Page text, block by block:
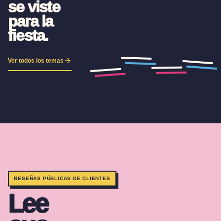
se viste
para la
fiesta.
Ver todos los temas HALLOWEEN
RESEÑAS PÚBLICAS DE CLIENTES
Lee